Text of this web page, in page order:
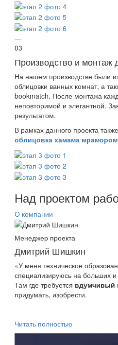
—
03
Производство и монтаж
На нашем производстве были
облицовки ванных комнат, а
bookmatch. После монтажа
неповторимой и элегантной.
результатом.
В рамках данного проекта
облицовка хамама мрамором
Над проектом
О компании
Менеджер проекта
Дмитрий Шишкин
«У меня техническое
специализируюсь на больших
Там где требуется вдумчивый
придумать, изобрести.
Читать полностью